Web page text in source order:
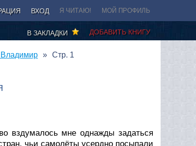
ВХОД Я ЧИТАЮ! МОЙ ПРОФИЛЬ
ДОБАВИТЬ КНИГУ
В ЗАКЛАДКИ
Владимир Стр. 1
вздумалось мне однажды задаться
чьи самолёты усердно посыпали